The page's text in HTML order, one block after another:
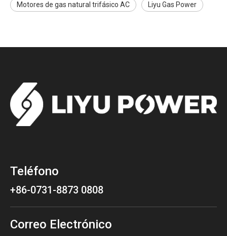
Motores de gas natural trifásico AC Liyu Gas Power
Teléfono
+86-0731-8873 0808
Correo Electrónico